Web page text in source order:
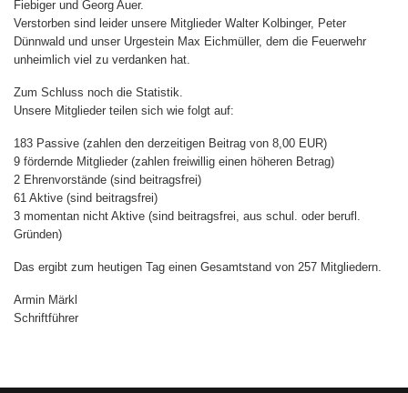
Fiebiger und Georg Auer.
Verstorben sind leider unsere Mitglieder Walter Kolbinger, Peter
Dünnwald und unser Urgestein Max Eichmüller, dem die Feuerwehr
unheimlich viel zu verdanken hat.
Zum Schluss noch die Statistik.
Unsere Mitglieder teilen sich wie folgt auf:
183 Passive (zahlen den derzeitigen Beitrag von 8,00 EUR)
9 fördernde Mitglieder (zahlen freiwillig einen höheren Betrag)
2 Ehrenvorstände (sind beitragsfrei)
61 Aktive (sind beitragsfrei)
3 momentan nicht Aktive (sind beitragsfrei, aus schul. oder berufl.
Gründen)
Das ergibt zum heutigen Tag einen Gesamtstand von 257 Mitgliedern.
Armin Märkl
Schriftführer